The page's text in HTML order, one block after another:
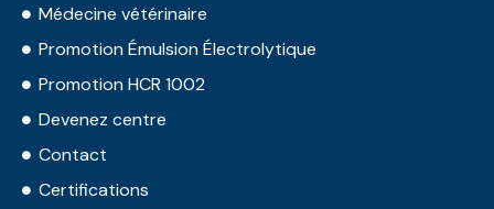
Médecine vétérinaire
Promotion Émulsion Électrolytique
Promotion HCR 1002
Devenez centre
Contact
Certifications